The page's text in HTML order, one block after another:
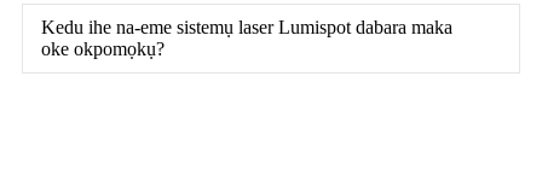
Kedu ihe na-eme sistemụ laser Lumispot dabara maka
oke okpomọkụ?